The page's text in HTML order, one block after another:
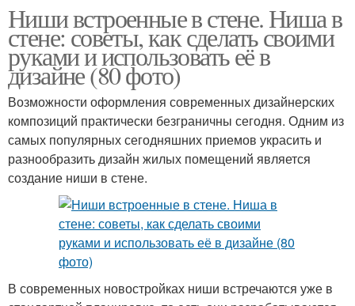
Ниши встроенные в стене. Ниша в
стене: советы, как сделать своими
руками и использовать её в
дизайне (80 фото)
Возможности оформления современных дизайнерских
композиций практически безграничны сегодня. Одним из
самых популярных сегодняшних приемов украсить и
разнообразить дизайн жилых помещений является
создание ниши в стене.
В современных новостройках ниши встречаются уже в